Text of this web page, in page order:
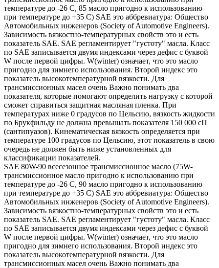
температуре до -26 С, 85 масло пригодно к использованию
при температуре до +35 С) SAE это аббревиатура: Общество
Автомобильных инженеров (Society of Automotive Engineers).
Зависимость вязкостно-температурных свойств это и есть
показатель SAE. SAE регламентирует "густоту" масла. Класс
по SAE записывается двумя индексами через дефис с буквой
W после первой цифры. W(winter) означает, что это масло
пригодно для зимнего использования. Второй индекс это
показатель высокотемпературной вязкости. Для
трансмиссионных масел очень Важно понимать два
показателя, которые помогают определить нагрузку с которой
сможет справиться защитная масляная пленка. При
температурах ниже 0 градусов по Цельсию, вязкость жидкости
по Брукфильду не должна превышать показателя 150 000 сП
(сантипуазов). Кинематическая вязкость определяется при
температуре 100 градусов по Цельсию, этот показатель в свою
очередь не должен быть ниже установленных для
классификации показателей.
SAE 80W-90 всесезонное трансмиссионное масло (75W-
трансмиссионное масло пригодно к использованию при
температуре до -26 С, 90 масло пригодно к использованию
при температуре до +35 С) SAE это аббревиатура: Общество
Автомобильных инженеров (Society of Automotive Engineers).
Зависимость вязкостно-температурных свойств это и есть
показатель SAE. SAE регламентирует "густоту" масла. Класс
по SAE записывается двумя индексами через дефис с буквой
W после первой цифры. W(winter) означает, что это масло
пригодно для зимнего использования. Второй индекс это
показатель высокотемпературной вязкости. Для
трансмиссионных масел очень Важно понимать два